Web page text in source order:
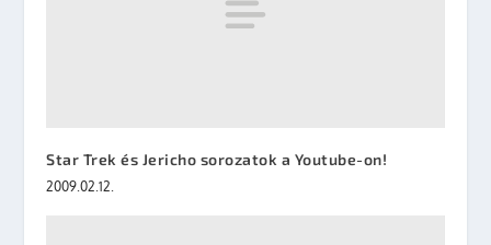
Star Trek és Jericho sorozatok a Youtube-on!
2009.02.12.